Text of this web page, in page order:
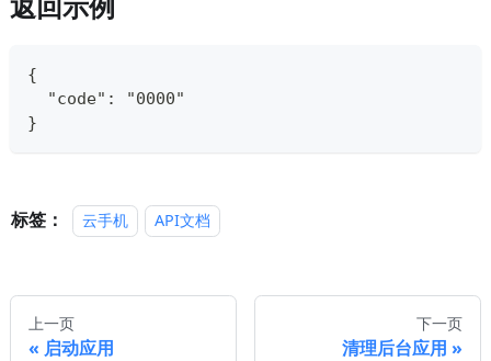
{
  "code": "0000"
}
标签： 云手机 API文档
上一页
启动应用
下一页
清理后台应用